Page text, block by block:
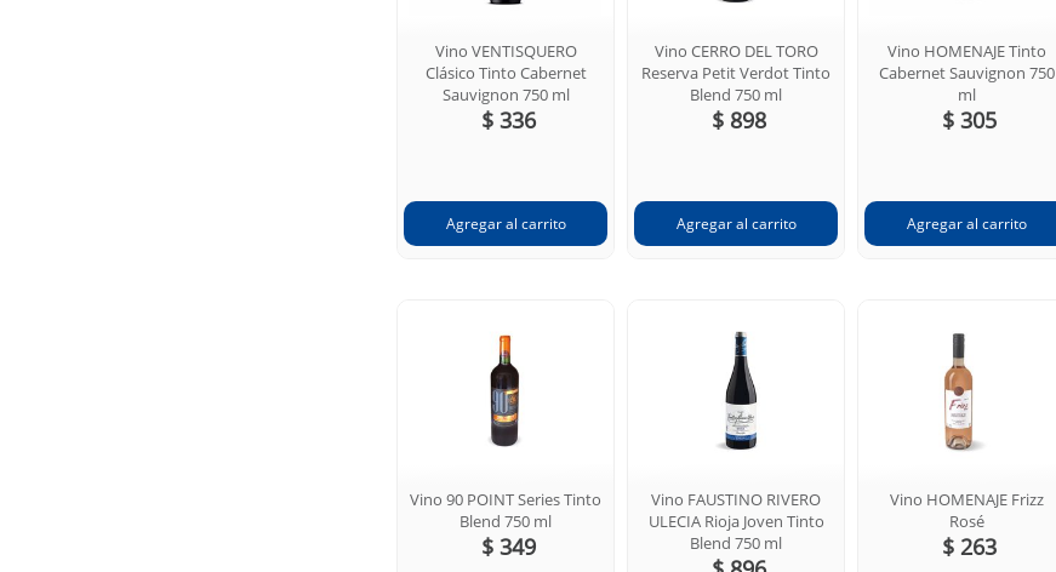
Vino VENTISQUERO
Clásico Tinto Cabernet
Sauvignon 750 ml
$ 336
Vino CERRO DEL TORO
Reserva Petit Verdot Tinto
Blend 750 ml
$ 898
Vino HOMENAJE Tinto
Cabernet Sauvignon 750
ml
$ 305
Vino 90 POINT Series Tinto
Blend 750 ml
$ 349
Vino FAUSTINO RIVERO
ULECIA Rioja Joven Tinto
Blend 750 ml
Vino HOMENAJE Frizz
Rosé
$ 263